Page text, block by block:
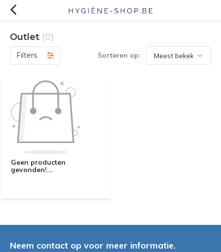
Outlet (0)
Filters Sorteren op:
Geen producten
gevonden!...
Neem contact op voor meer informatie.